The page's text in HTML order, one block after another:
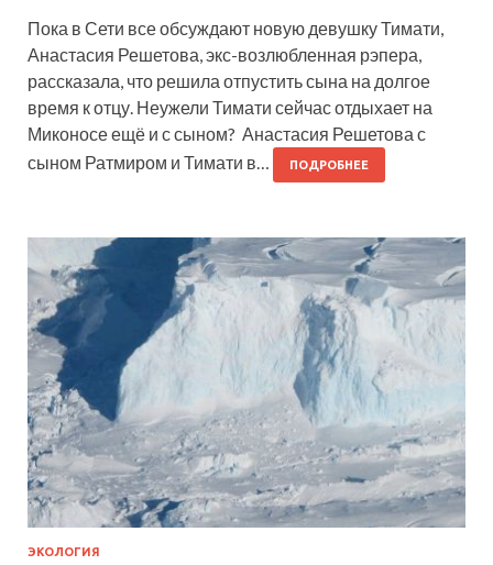
Пока в Сети все обсуждают новую девушку Тимати,
Анастасия Решетова, экс-возлюбленная рэпера,
рассказала, что решила отпустить сына на долгое
время к отцу. Неужели Тимати сейчас отдыхает на
Миконосе ещё и с сыном? Анастасия Решетова с
сыном Ратмиром и Тимати в…
ПОДРОБНЕЕ
ЭКОЛОГИЯ